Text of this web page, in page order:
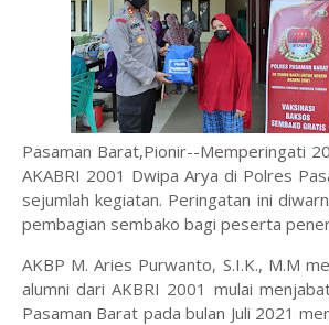
Pasaman Barat,Pionir--Memperingati
AKABRI 2001 Dwipa Arya di Polres
sejumlah kegiatan. Peringatan ini
pembagian sembako bagi peserta
AKBP M. Aries Purwanto, S.I.K., M.M
alumni dari AKBRI 2001 mulai
Pasaman Barat pada bulan Juli 2021